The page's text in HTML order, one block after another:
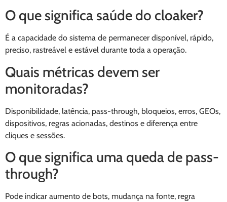
O que significa saúde do cloaker?
É a capacidade do sistema de permanecer disponível, rápido,
preciso, rastreável e estável durante toda a operação.
Quais métricas devem ser
monitoradas?
Disponibilidade, latência, pass-through, bloqueios, erros, GEOs,
dispositivos, regras acionadas, destinos e diferença entre
cliques e sessões.
O que significa uma queda de pass-
through?
Pode indicar aumento de bots, mudança na fonte, regra